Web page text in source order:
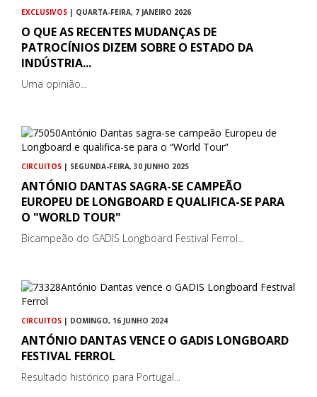
EXCLUSIVOS | QUARTA-FEIRA, 7 JANEIRO 2026
O QUE AS RECENTES MUDANÇAS DE
PATROCÍNIOS DIZEM SOBRE O ESTADO DA
INDÚSTRIA...
Uma opinião...
CIRCUITOS | SEGUNDA-FEIRA, 30 JUNHO 2025
ANTÓNIO DANTAS SAGRA-SE CAMPEÃO
EUROPEU DE LONGBOARD E QUALIFICA-SE PARA
O "WORLD TOUR"
Bicampeão do GADIS Longboard Festival Ferrol...
CIRCUITOS | DOMINGO, 16 JUNHO 2024
ANTÓNIO DANTAS VENCE O GADIS LONGBOARD
FESTIVAL FERROL
Resultado histórico para Portugal...